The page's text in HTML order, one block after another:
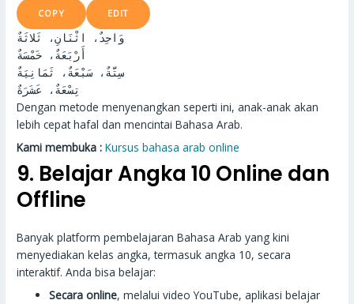
COPY EDIT
وَاحِدٌ، اثْنَانِ، ثَلاثَةٌ
أَرْبَعَةٌ، خَمْسَةٌ
سِتَّةٌ، سَبْعَةٌ، ثَمَانِيَةٌ
تِسْعَةٌ، عَشَرَةٌ
Dengan metode menyenangkan seperti ini, anak-anak akan
lebih cepat hafal dan mencintai Bahasa Arab.
Kami membuka : Kursus bahasa arab online
9. Belajar Angka 10 Online dan
Offline
Banyak platform pembelajaran Bahasa Arab yang kini
menyediakan kelas angka, termasuk angka 10, secara
interaktif. Anda bisa belajar:
Secara online, melalui video YouTube, aplikasi belajar